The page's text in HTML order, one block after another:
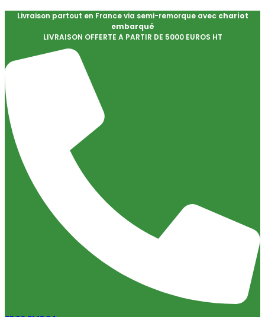
Livraison partout en France via semi-remorque avec chariot
embarqué
LIVRAISON OFFERTE A PARTIR DE 5000 EUROS HT